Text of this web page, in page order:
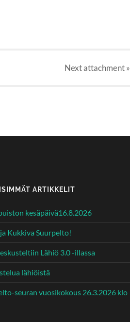
Nextattachment»
ARTIKKELIT
kesäpäivä16.8.2026
Kukkiva Suurpelto!
Lähiö 3.0 -illassa
lähiöistä
seuran vuosikokous 26.3.2026 klo